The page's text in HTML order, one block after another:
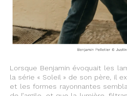
Lorsque Benjamin évoquait les
la série « Soleil » de son père, il
et les formes rayonnantes